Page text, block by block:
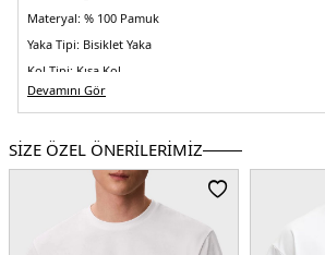
Materyal: % 100 Pamuk
Yaka Tipi: Bisiklet Yaka
Kol Tipi: Kısa Kol
Kalıp Bilgisi:Regular Fit
Detaylar: Büyük kalıptır, bir beden küçük almanız
5DE1LV04RC849GPDJ.69
Devamını Gör
SİZE ÖZEL ÖNERİLERİMİZ